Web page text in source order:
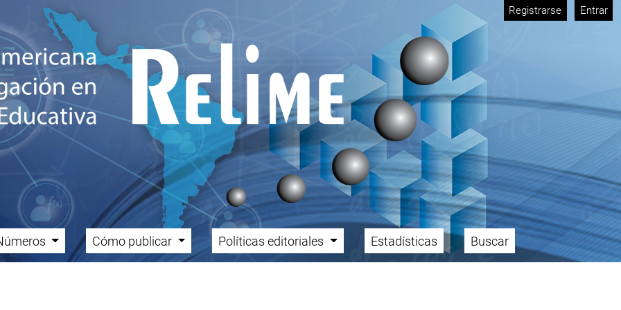
Registrarse Entrar
Cómo publicar Políticas editoriales Estadísticas Buscar